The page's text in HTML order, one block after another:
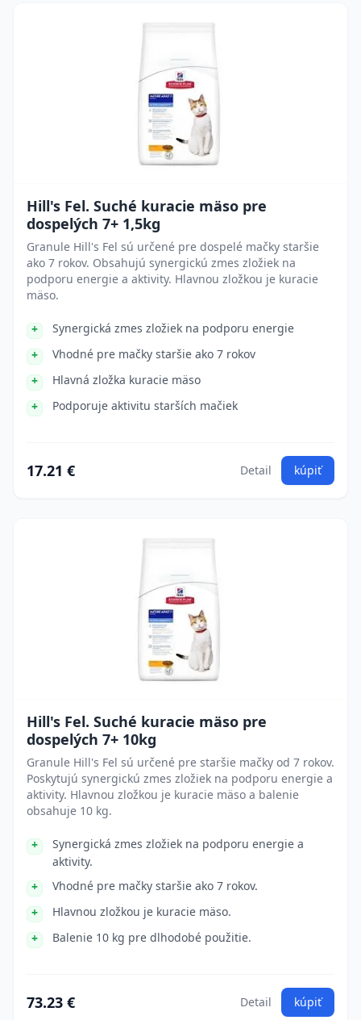
Hill's Fel. Suché kuracie mäso pre
dospelých 7+ 1,5kg
Granule Hill's Fel sú určené pre dospelé mačky staršie
ako 7 rokov. Obsahujú synergickú zmes zložiek na
podporu energie a aktivity. Hlavnou zložkou je kuracie
mäso.
Synergická zmes zložiek na podporu energie
Vhodné pre mačky staršie ako 7 rokov
Hlavná zložka kuracie mäso
Podporuje aktivitu starších mačiek
17.21 € Detail kúpiť
Hill's Fel. Suché kuracie mäso pre
dospelých 7+ 10kg
Granule Hill's Fel sú určené pre staršie mačky od 7 rokov.
Poskytujú synergickú zmes zložiek na podporu energie a
aktivity. Hlavnou zložkou je kuracie mäso a balenie
obsahuje 10 kg.
Synergická zmes zložiek na podporu energie a
aktivity.
Vhodné pre mačky staršie ako 7 rokov.
Hlavnou zložkou je kuracie mäso.
Balenie 10 kg pre dlhodobé použitie.
73.23 € Detail kúpiť